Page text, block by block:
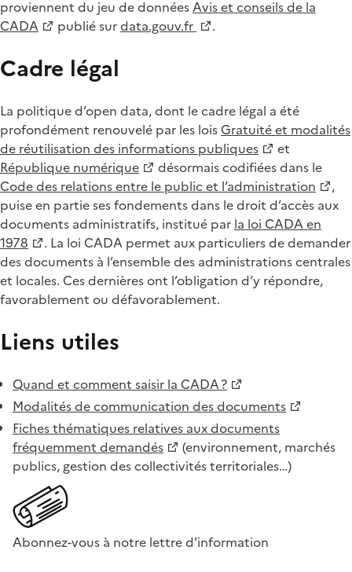
proviennent du jeu de donnéesAvis et conseils de la
CADA
publié surdata.gouv.fr .
Cadre légal
La politique d’open data, dont le cadre légal a été
profondément renouvelé par les loisGratuité et modalités
de réutilisation des informations publiques
et
République numérique
désormais codifiées dans le
Code des relations entre le public et l’administration
,
puise en partie ses fondements dans le droit d’accès aux
documents administratifs, institué par la loi CADA en
1978
. La loi CADA permet aux particuliers de demander
des documents à l’ensemble des administrations centrales
et locales. Ces dernières ont l’obligation d’y répondre,
favorablement ou défavorablement.
Liens utiles
Quand et comment saisir la CADA ?
Modalités de communication des documents
Fiches thématiques relatives aux documents
fréquemment demandés
(environnement, marchés
publics, gestion des collectivités territoriales…)
Abonnez-vous à notre lettre d'information